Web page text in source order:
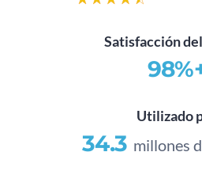
Satisfacción
Utilizado
34.3 millones